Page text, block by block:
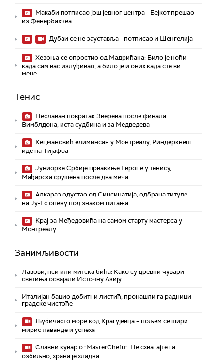
Макаби потписао још једног центра - Бејкот прешао
из Фенербахчеа
Дубаи се не зауставља - потписао и Шенгелија
Хезоња се опростио од Мадриђана: Било је ноћи
када сам вас излуђивао, а било је и оних када сте ви
мене
Тенис
Неславан повратак Зверева после финала
Вимблдона, иста судбина и за Медведева
Кецмановић елиминсан у Монтреалу, Риндеркнеш
иде на Тијафоа
Јуниорке Србије првакиње Европе у тенису,
Мађарска срушена после два меча
Алкараз одустао од Синсинатија, одбрана титуле
на Ју-Ес опену под знаком питања
Крај за Међедовића на самом старту мастерса у
Монтреалу
Занимљивости
Лавови, пси или митска бића: Како су древни чувари
светиња освајали Источну Азију
Италијан бацио добитни листић, пронашли га радници
градске чистоће
Љубичасто море код Крагујевца – пољем се шири
мирис лаванде и успеха
Славни кувар о "MasterChefu": Не схватајте га
озбиљно, храна је хладна